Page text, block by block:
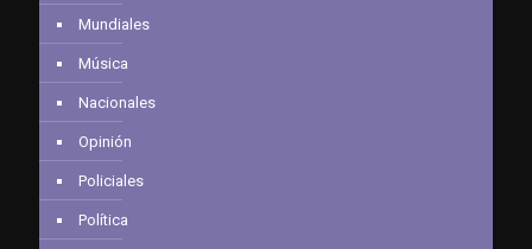
Mundiales
Música
Nacionales
Opinión
Policiales
Política